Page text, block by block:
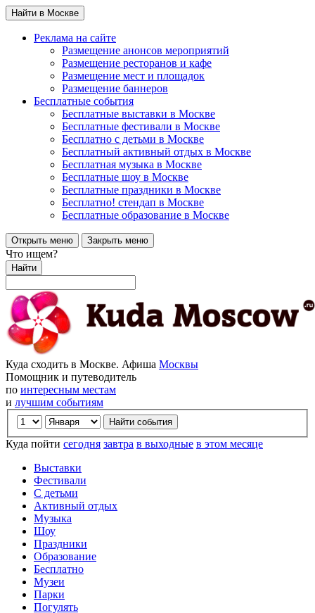
Найти в Москве
Реклама на сайте
Размещение анонсов мероприятий
Размещение ресторанов и кафе
Размещение мест и площадок
Размещение баннеров
Бесплатные события
Бесплатные выставки в Москве
Бесплатные фестивали в Москве
Бесплатно с детьми в Москве
Бесплатный активный отдых в Москве
Бесплатная музыка в Москве
Бесплатные шоу в Москве
Бесплатные праздники в Москве
Бесплатно! стендап в Москве
Бесплатные образование в Москве
Открыть меню Закрыть меню
Что ищем?
Найти
Куда сходить в Москве. Афиша Москвы
Помощник и путеводитель
по интересным местам
и лучшим событиям
Куда пойти сегодня завтра в выходные в этом месяце
Выставки
Фестивали
С детьми
Активный отдых
Музыка
Шоу
Праздники
Образование
Бесплатно
Музеи
Парки
Погулять